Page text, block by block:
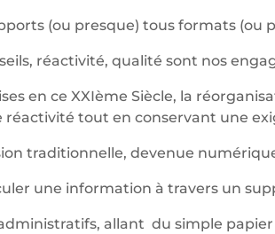
(ou presque) tous formats (ou
réactivité, qualité sont nos
en ce XXIème Siècle, la
réactivité tout en conservant une
traditionnelle, devenue
une information à travers un
allant du simple